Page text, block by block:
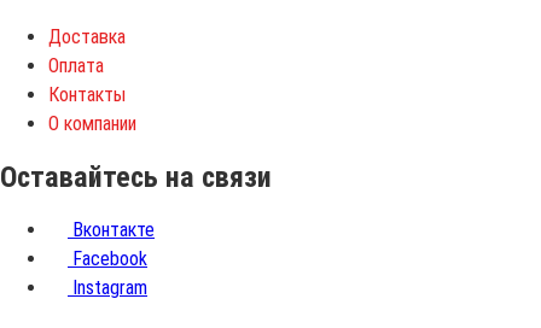
Доставка
Оплата
Контакты
О компании
Оставайтесь на связи
Вконтакте
Facebook
Instagram